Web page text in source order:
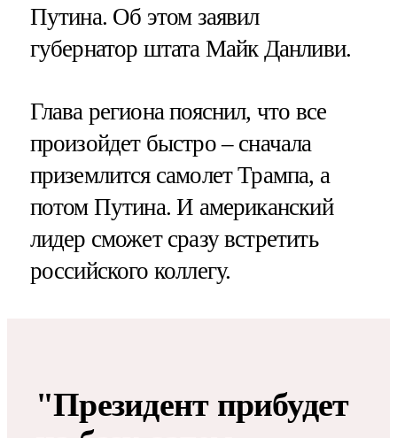
Путина. Об этом заявил
губернатор штата Майк Данливи.
Глава региона пояснил, что все
произойдет быстро – сначала
приземлится самолет Трампа, а
потом Путина. И американский
лидер сможет сразу встретить
российского коллегу.
"Президент прибудет